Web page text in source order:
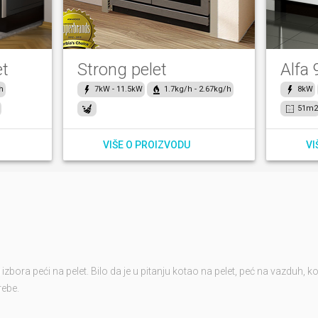
Strong pelet
7kW - 11.5kW 1.7kg/h - 2.67kg/h
VIŠE O PROIZVODU
Alfa
8kW
51m2
peći na pelet. Bilo da je u pitanju kotao na pelet, peć na vazduh,